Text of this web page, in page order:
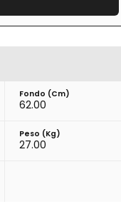
Fondo (cm)
62.00
Peso (kg)
27.00